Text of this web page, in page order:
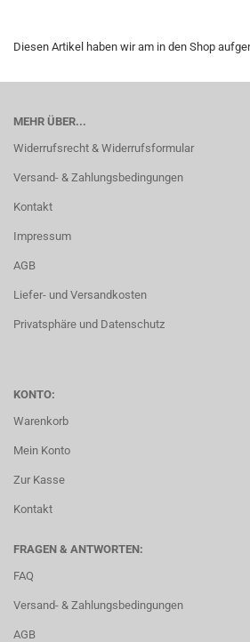
Diesen Artikel haben wir am in den Shop
MEHR ÜBER...
Widerrufsrecht & Widerrufsformular
Versand- & Zahlungsbedingungen
Kontakt
Impressum
AGB
Liefer- und Versandkosten
Privatsphäre und Datenschutz
KONTO:
Warenkorb
Mein Konto
Zur Kasse
Kontakt
FRAGEN & ANTWORTEN:
FAQ
Versand- & Zahlungsbedingungen
AGB